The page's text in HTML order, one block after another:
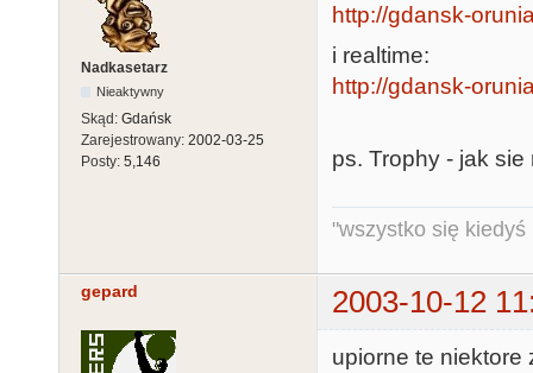
Nadkasetarz
Nieaktywny
Skąd: Gdańsk
Zarejestrowany: 2002-03-25
Posty: 5,146
http://gdansk-
i realtime:
http://gdansk-
ps. Trophy - jak sie
"wszystko się kiedyś
gepard 2003-10-12
upiorne te niektore